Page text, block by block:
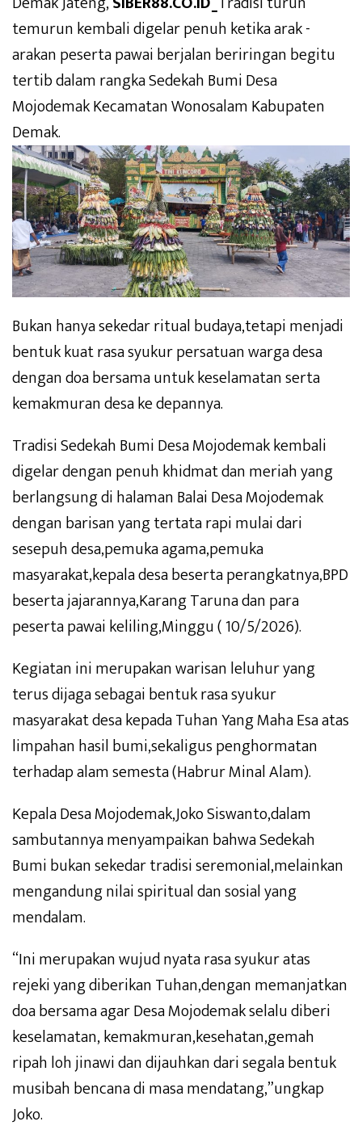
temurun kembali digelar penuh ketika arak -
arakan peserta pawai berjalan beriringan begitu
tertib dalam rangka Sedekah Bumi Desa
Mojodemak Kecamatan Wonosalam Kabupaten
Demak.
Bukan hanya sekedar ritual budaya,tetapi menjadi
bentuk kuat rasa syukur persatuan warga desa
dengan doa bersama untuk keselamatan serta
kemakmuran desa ke depannya.
Tradisi Sedekah Bumi Desa Mojodemak kembali
digelar dengan penuh khidmat dan meriah yang
berlangsung di halaman Balai Desa Mojodemak
dengan barisan yang tertata rapi mulai dari
sesepuh desa,pemuka agama,pemuka
masyarakat,kepala desa beserta perangkatnya,BPD
beserta jajarannya,Karang Taruna dan para
peserta pawai keliling,Minggu ( 10/5/2026).
Kegiatan ini merupakan warisan leluhur yang
terus dijaga sebagai bentuk rasa syukur
masyarakat desa kepada Tuhan Yang Maha Esa atas
limpahan hasil bumi,sekaligus penghormatan
terhadap alam semesta (Habrur Minal Alam).
Kepala Desa Mojodemak,Joko Siswanto,dalam
sambutannya menyampaikan bahwa Sedekah
Bumi bukan sekedar tradisi seremonial,melainkan
mengandung nilai spiritual dan sosial yang
mendalam.
“Ini merupakan wujud nyata rasa syukur atas
rejeki yang diberikan Tuhan,dengan memanjatkan
doa bersama agar Desa Mojodemak selalu diberi
keselamatan, kemakmuran,kesehatan,gemah
ripah loh jinawi dan dijauhkan dari segala bentuk
musibah bencana di masa mendatang,”ungkap
Joko.